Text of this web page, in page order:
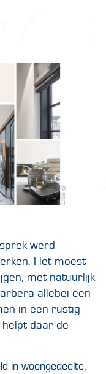
werd
Het moest
met natuurlijk
allebei een
in een rustig
daar de
in woongedeelte,